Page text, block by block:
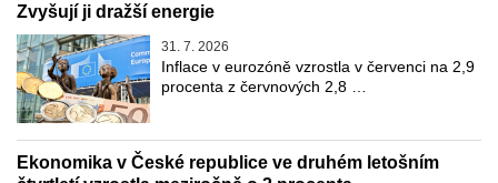
Zvyšují ji dražší energie
31. 7. 2026
Inflace v eurozóně vzrostla v červenci na 2,9
procenta z červnových 2,8 …
Ekonomika v České republice ve druhém letošním